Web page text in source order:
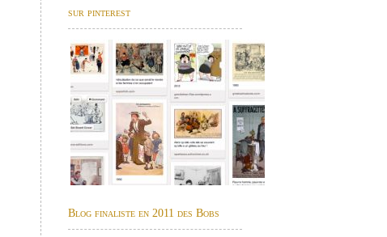
sur pinterest
Blog finaliste en 2011 des Bobs